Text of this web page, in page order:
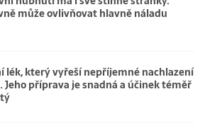
může ovlivňovat hlavně náladu
lék, který vyřeší nepříjemné nachlazení
Jeho příprava je snadná a účinek téměř